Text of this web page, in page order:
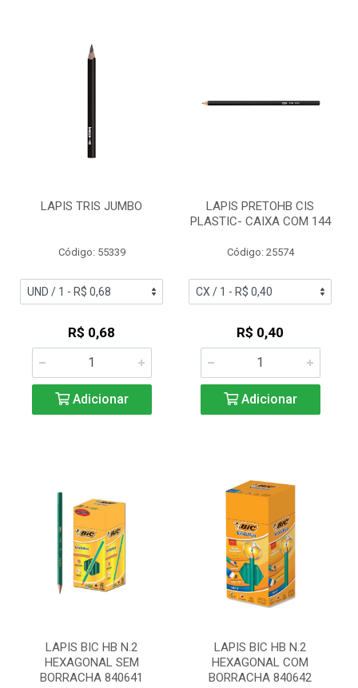
LAPIS TRIS JUMBO
Código: 55339
R$ 0,68
Adicionar
LAPIS PRETOHB CIS
PLASTIC- CAIXA COM 144
Código: 25574
R$ 0,40
Adicionar
LAPIS BIC HB N.2
HEXAGONAL SEM
BORRACHA 840641
LAPIS BIC HB N.2
HEXAGONAL COM
BORRACHA 840642